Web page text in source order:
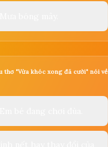
thơ "Vừa khóc xong đã cười" nói về